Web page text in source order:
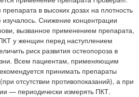
в высоких дозах на плотность
Снижение концентрации
вызванное применением препарата,
у женщин перед наступлением
риск развития остеопороза в
Всем пациентам, применяющим
принимать препараты
отсутствии противопоказаний), а при
— периодически измерять ПКТ.